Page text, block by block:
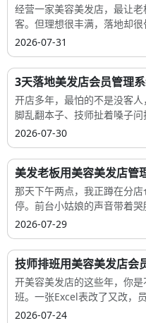
经营一家美容美发店，最让
客。但理想很丰满，落地却
2026-07-31
3天落地美发店会员管理
开店多年，最怕的不是没客
脚乱翻本子、技师扯着嗓子
2026-07-30
美发老板用美容美发店管
那天下午两点，我正蹲在分
停。前台小姑娘的声音带着哭
2026-07-29
技师排班用美容美发店会
开美容美发店的这些年，你
班。一张Excel表改了又改，
2026-07-24